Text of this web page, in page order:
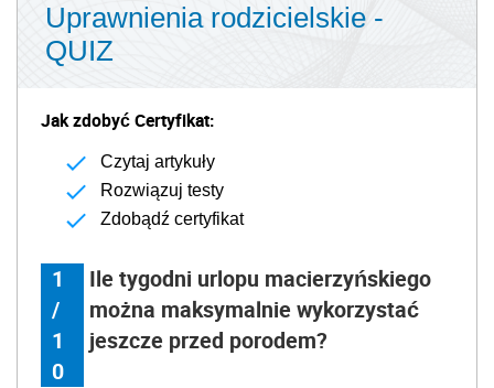
Uprawnienia rodzicielskie -
QUIZ
Jak zdobyć Certyfikat:
Czytaj artykuły
Rozwiązuj testy
Zdobądź certyfikat
1
/
1
0
Ile tygodni urlopu macierzyńskiego
można maksymalnie wykorzystać
jeszcze przed porodem?